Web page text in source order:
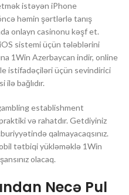
istəyən iPhone
həmin şərtlərlə tanış
onlayn casinonu kəşf et.
sistemi üçün tələblərini
1Win Azerbaycan indir, online
istifadəçiləri üçün sevindirici
bağlıdır.
establishment
və rahatdır. Getdiyiniz
qalmayacaqsınız.
tətbiqi yükləməklə 1Win
olacaq.
Necə Pul